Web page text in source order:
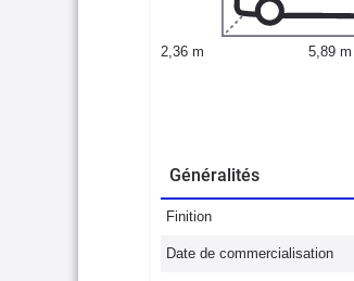
2,36 m 5,89 m
Généralités
Finition
Date de commercialisation